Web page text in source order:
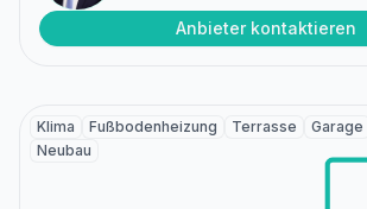
Anbieter kontaktieren
Klima Fußbodenheizung Terrasse Garage
Neubau